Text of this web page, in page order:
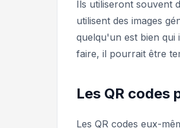
Ils utiliseront souvent
utilisent des images
quelqu'un est bien qui
faire, il pourrait être
Les QR
Les QR codes eux-